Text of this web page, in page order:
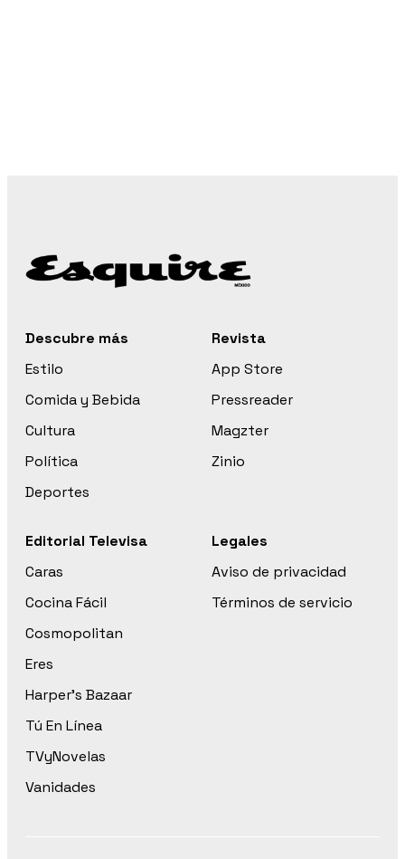
Descubre más
Estilo
Comida y Bebida
Cultura
Política
Deportes
Revista
App Store
Pressreader
Magzter
Zinio
Editorial Televisa
Caras
Cocina Fácil
Cosmopolitan
Eres
Harper’s Bazaar
Tú En Línea
TVyNovelas
Vanidades
Legales
Aviso de privacidad
Términos de servicio